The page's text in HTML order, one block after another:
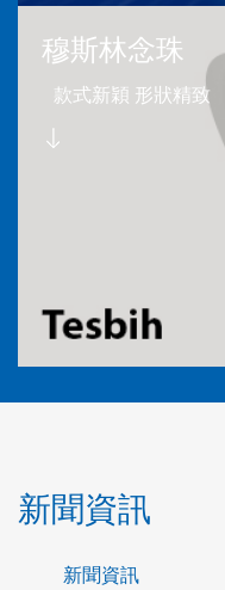
穆斯林念珠
款式新穎 形狀精致
新聞資訊
新聞資訊